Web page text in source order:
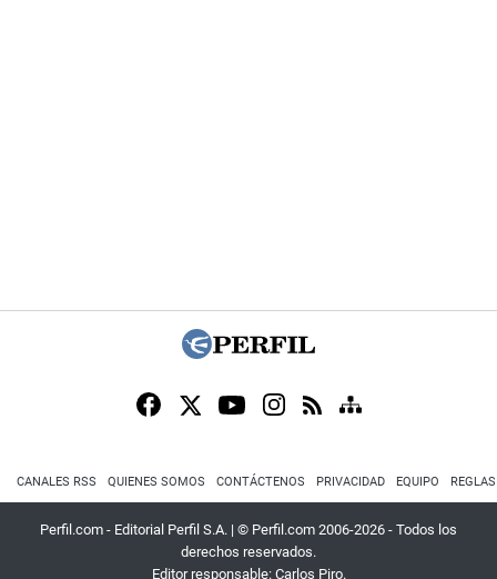
CANALES RSS QUIENES SOMOS CONTÁCTENOS PRIVACIDAD EQUIPO
Perfil.com - Editorial Perfil S.A. | © Perfil.com 2006-2026 - Todos los
derechos reservados.
Editor responsable: Carlos Piro.